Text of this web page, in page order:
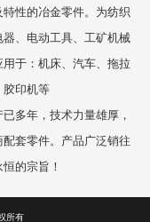
性的冶金零件。为纺织
、电动工具、工矿机械
于：机床、汽车、拖拉
胶印机等
多年，技术力量雄厚，
套零件。产品广泛销往
的宗旨！
所有